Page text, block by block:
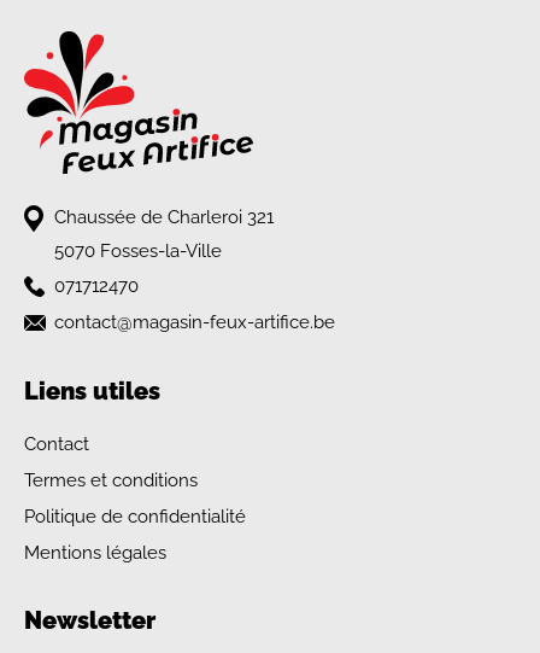
Chaussée de Charleroi 321
5070 Fosses-la-Ville
071712470
contact@magasin-feux-artifice.be
Liens utiles
Contact
Termes et conditions
Politique de confidentialité
Mentions légales
Newsletter